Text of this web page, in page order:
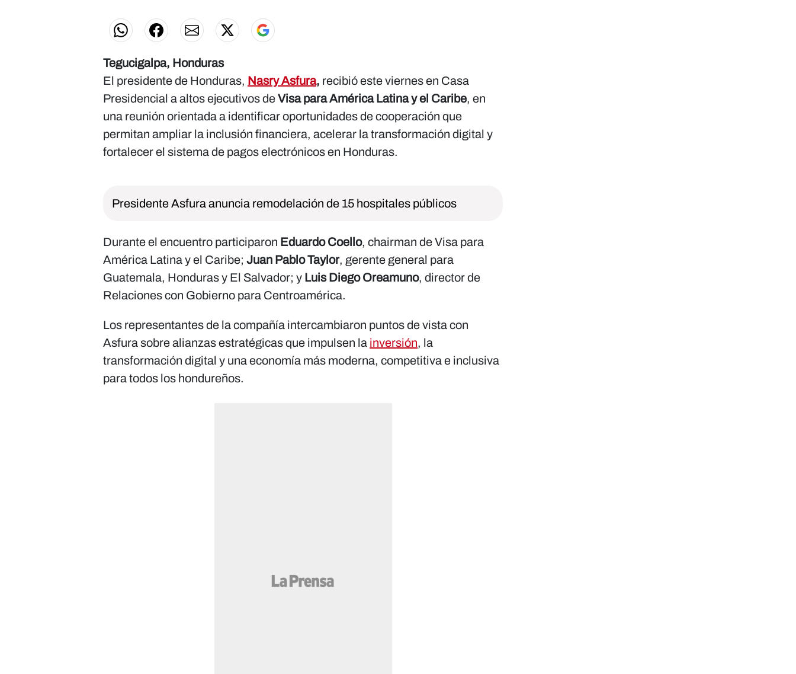
Tegucigalpa, Honduras
El presidente de Honduras, Nasry Asfura, recibió este viernes en Casa
Presidencial a altos ejecutivos deVisa para América Latina y el Caribe, en
una reunión orientada a identificar oportunidades de cooperación que
permitan ampliar la inclusión financiera, acelerar la transformación digital y
fortalecer el sistema de pagos electrónicos en Honduras.
Presidente Asfura anuncia remodelación de 15 hospitales públicos
Durante el encuentro participaron Eduardo Coello, chairman de Visa para
América Latina y el Caribe; Juan Pablo Taylor, gerente general para
Guatemala, Honduras y El Salvador; y Luis Diego Oreamuno, director de
Relaciones con Gobierno para Centroamérica.
Los representantes de la compañía intercambiaron puntos de vista con
Asfura sobre alianzas estratégicas que impulsen la inversión, la
transformación digital y una economía más moderna, competitiva e inclusiva
para todos los hondureños.